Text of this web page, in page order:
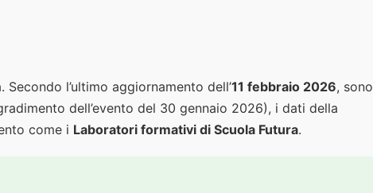
l’ultimo aggiornamento dell’11 febbraio 2026, sono
dell’evento del 30 gennaio 2026), i dati della
come i Laboratori formativi di Scuola Futura.